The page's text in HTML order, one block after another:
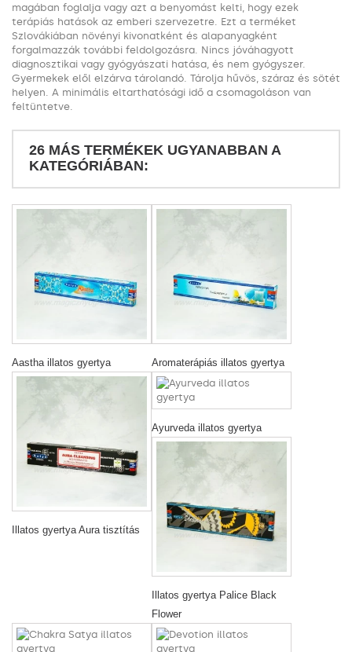
magában foglalja vagy azt a benyomást kelti, hogy ezek
terápiás hatások az emberi szervezetre. Ezt a terméket
Szlovákiában növényi kivonatként és alapanyagként
forgalmazzák további feldolgozásra. Nincs jóváhagyott
diagnosztikai vagy gyógyászati hatása, és nem gyógyszer.
Gyermekek elől elzárva tárolandó. Tárolja hűvös, száraz és sötét
helyen. A minimális eltarthatósági idő a csomagoláson van
feltüntetve.
26 MÁS TERMÉKEK UGYANABBAN A
KATEGÓRIÁBAN:
Aastha illatos gyertya Aromaterápiás illatos gyertya
Illatos gyertya Aura tisztítás
Ayurveda illatos gyertya
Illatos gyertya Palice Black
Flower